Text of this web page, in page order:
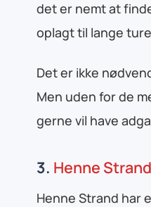
det er nemt at
oplagt til lange
Det er ikke
Men uden for de
gerne vil have
3. Henne Strand
Henne Strand har